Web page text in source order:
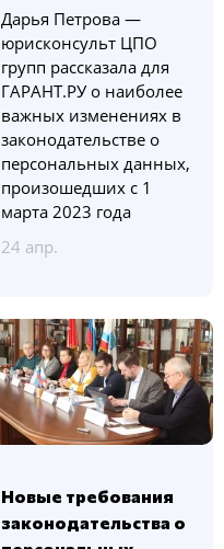
Дарья Петрова —
юрисконсульт ЦПО
групп рассказала для
ГАРАНТ.РУ о наиболее
важных изменениях в
законодательстве о
персональных данных,
произошедших с 1
марта 2023 года
24 апр.
Новые требования
законодательства о